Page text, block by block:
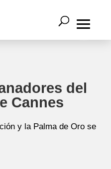
del
Cannes
y la Palma de Oro se